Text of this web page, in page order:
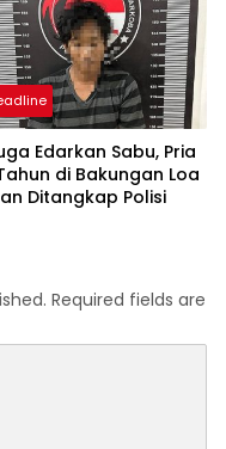
Edarkan Sabu, Pria
di Bakungan Loa
Ditangkap Polisi
Required fields are